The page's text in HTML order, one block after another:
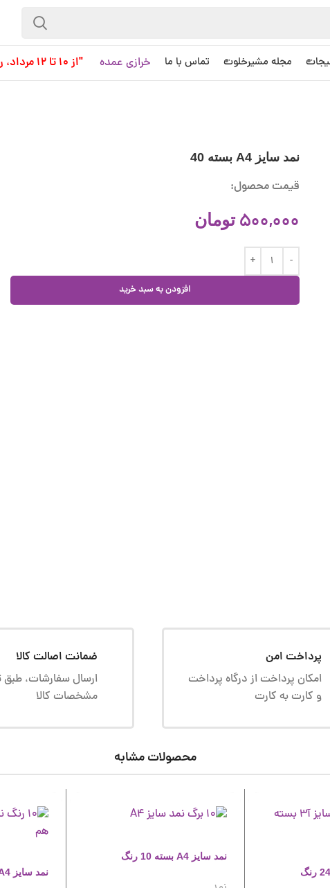
مجله مشیرخلوت تماس با ما خرازی عمده "از 10 تا 12 مرداد، روز کاری به حساب نمی آید!"
نمد سایز A4 بسته 40
قیمت محصول:
500,000 تومان
افزودن به سبد خرید
پرداخت امن
امکان پرداخت از درگاه پرداخت
و کارت به کارت
ضمانت اصالت کالا
ارسال سفارشات، طبق
مشخصات کالا
محصولات مشابه
نمد سایز A4 بسته 10 رنگ
نمد سایز A4 بسته 24 رنگ